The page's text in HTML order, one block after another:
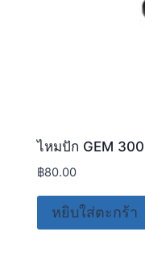
ไหมปัก GEM
฿80.00
หยิบใส่ตะกร้า